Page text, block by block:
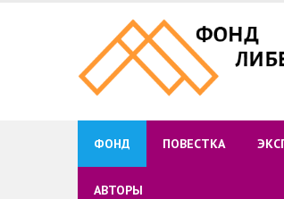
ФОНД ПОВЕСТКА
АВТОРЫ